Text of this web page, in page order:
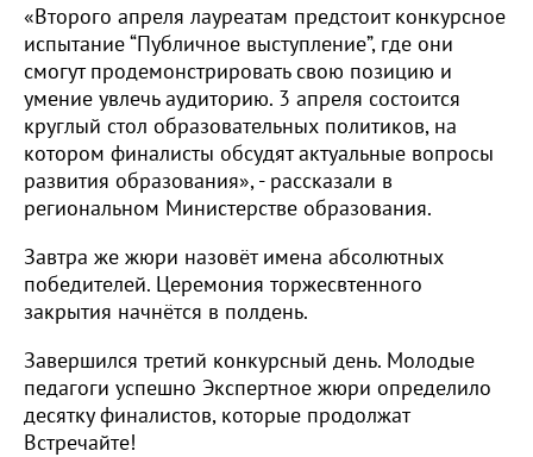
«Второго апреля лауреатам предстоит конкурсное
испытание “Публичное выступление”, где они
смогут продемонстрировать свою позицию и
умение увлечь аудиторию. 3 апреля состоится
круглый стол образовательных политиков, на
котором финалисты обсудят актуальные вопросы
развития образования», - рассказали в
региональном Министерстве образования.
Завтра же жюри назовёт имена абсолютных
победителей. Церемония торжесвтенного
закрытия начнётся в полдень.
Завершился третий конкурсный день. Молодые
педагоги успешно Экспертное жюри определило
десятку финалистов, которые продолжат
Встречайте!